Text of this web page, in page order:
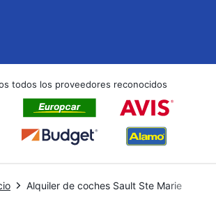
todos los proveedores reconocidos
Alquiler de coches Sault Ste Marie